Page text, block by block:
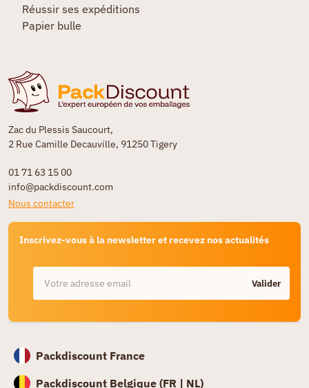
Zac du Plessis Saucourt,
2 Rue Camille Decauville, 91250 Tigery
01 71 63 15 00
info@packdiscount.com
Nous contacter
Inscrivez-vous à la newsletter et recevez nos actualités
Valider
Réussir ses expéditions
Papier bulle
Packdiscount France
Packdiscount Belgique (FR | NL)